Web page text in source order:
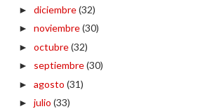
► diciembre(32)
► noviembre(30)
► octubre(32)
► septiembre(30)
► agosto (31)
► julio (33)